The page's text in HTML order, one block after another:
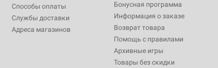
Способы оплаты
Службы доставки
Адреса магазинов
Бонусная программа
Информация о заказе
Возврат товара
Помощь с правилами
Архивные игры
Товары без скидки